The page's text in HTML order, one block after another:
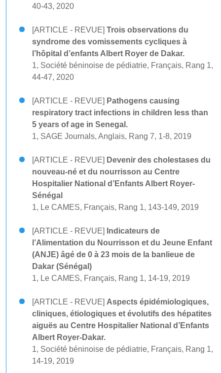
40-43, 2020
[ARTICLE - REVUE] Trois observations du
syndrome des vomissements cycliques à
l’hôpital d’enfants Albert Royer de Dakar.
1, Société béninoise de pédiatrie, Français, Rang 1,
44-47, 2020
[ARTICLE - REVUE] Pathogens causing
respiratory tract infections in children less than
5 years of age in Senegal.
1, SAGE Journals, Anglais, Rang 7, 1-8, 2019
[ARTICLE - REVUE] Devenir des cholestases du
nouveau-né et du nourrisson au Centre
Hospitalier National d’Enfants Albert Royer-
Sénégal
1, Le CAMES, Français, Rang 1, 143-149, 2019
[ARTICLE - REVUE]
Indicateurs de
l’Alimentation du Nourrisson et du Jeune Enfant
(ANJE) âgé de 0 à 23 mois de la banlieue de
Dakar (Sénégal)
1, Le CAMES, Français, Rang 1, 14-19, 2019
[ARTICLE - REVUE] Aspects épidémiologiques,
cliniques, étiologiques et évolutifs des hépatites
aiguës au Centre Hospitalier National d’Enfants
Albert Royer-Dakar.
1, Société béninoise de pédiatrie, Français, Rang 1,
14-19, 2019